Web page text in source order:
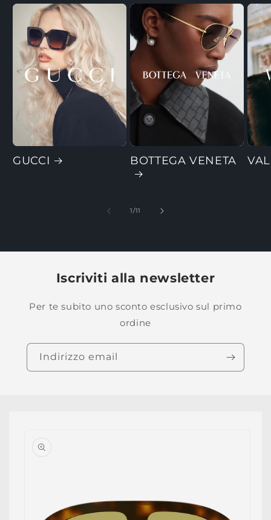
GUCCI BOTTEGA VENETA
1/su
11
Iscriviti alla newsletter
Per te subito uno sconto esclusivo sul primo
ordine
Indirizzo email
sul prodotto